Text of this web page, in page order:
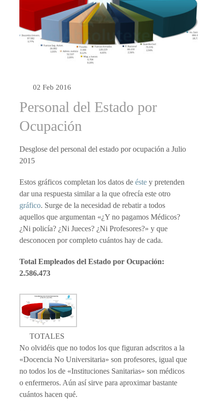
02 Feb 2016
Personal del Estado por
Ocupación
Desglose del personal del estado por ocupación a Julio
2015
Estos gráficos completan los datos de éste y pretenden
dar una respuesta similar a la que ofrecía este otro
gráfico. Surge de la necesidad de rebatir a todos
aquellos que argumentan «¿Y no pagamos Médicos?
¿Ni policía? ¿Ni Jueces? ¿Ni Profesores?» y que
desconocen por completo cuántos hay de cada.
Total Empleados del Estado por Ocupación:
2.586.473
TOTALES
No olvidéis que no todos los que figuran adscritos a la
«Docencia No Universitaria» son profesores, igual que
no todos los de «Instituciones Sanitarias» son médicos
o enfermeros. Aún así sirve para aproximar bastante
cuántos hacen qué.